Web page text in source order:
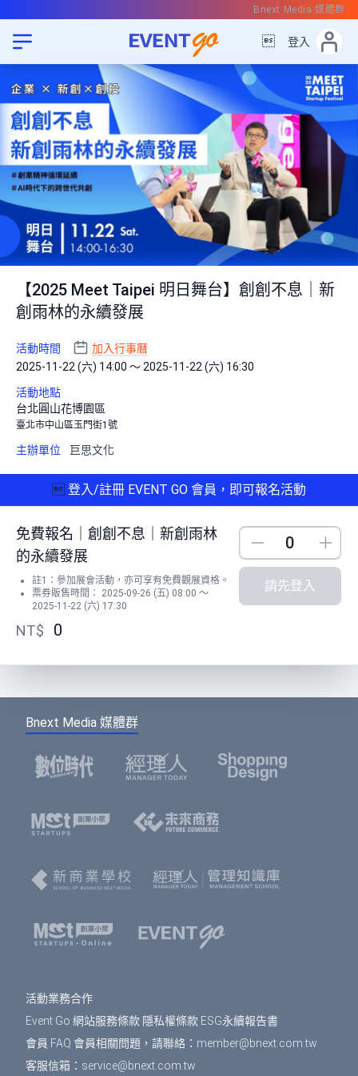
Bnext Media 媒體群
 登入
【2025 Meet Taipei 明日舞台】創創不息｜新
創雨林的永續發展
活動時間
加入行事曆
2025-11-22 (六) 14:00 ～ 2025-11-22 (六) 16:30
活動地點
台北圓山花博園區
臺北市中山區玉門街1號
主辦單位 巨思文化
 登入/註冊 EVENT GO 會員，即可報名活動
免費報名｜創創不息｜新創雨林
的永續發展
註1：參加展會活動，亦可享有免費觀展資格。
票券販售時間： 2025-09-26 (五) 08:00 ～
2025-11-22 (六) 17:30
NT$ 0
Down
請先登入
Bnext Media 媒體群
活動業務合作
Event Go 網站服務條款 隱私權條款 ESG永續報告書
會員 FAQ 會員相關問題，請聯絡： member@bnext.com.tw
客服信箱： service@bnext.com.tw